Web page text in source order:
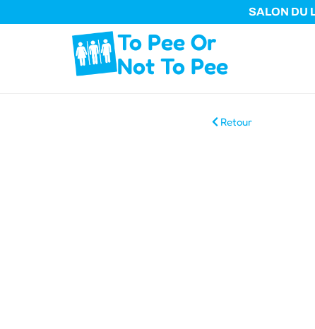
SALON DU
To Pee Or
Not To Pee
Retour